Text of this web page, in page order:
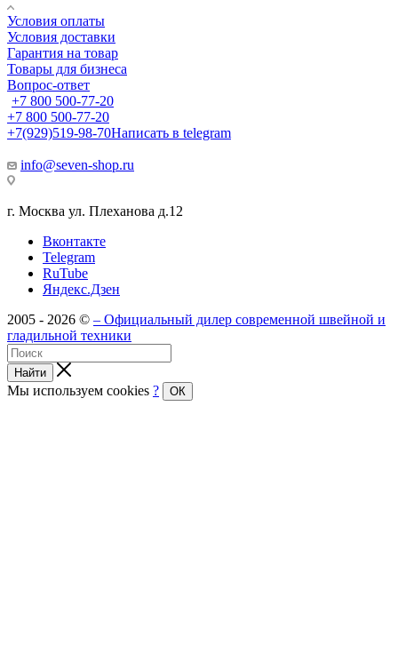
Условия оплаты
Условия доставки
Гарантия на товар
Товары для бизнеса
Вопрос-ответ
+7 800 500-77-20
+7 800 500-77-20
+7(929)519-98-70Написать в telegram
info@seven-shop.ru
г. Москва ул. Плеханова д.12
Вконтакте
Telegram
RuTube
Яндекс.Дзен
2005 - 2026 © – Официальный дилер современной швейной и
гладильной техники
Найти
Мы используем cookies ? ОК